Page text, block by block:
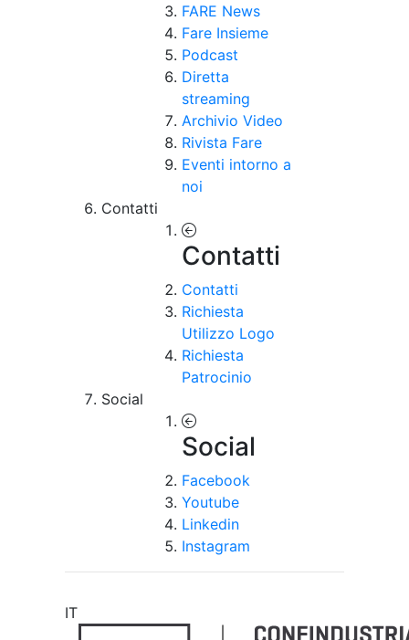
FARE News
Fare Insieme
Podcast
Diretta
streaming
Archivio Video
Rivista Fare
Eventi intorno a
noi
Contatti
Contatti
Contatti
Richiesta
Utilizzo Logo
Richiesta
Patrocinio
Social
Social
Facebook
Youtube
Linkedin
Instagram
IT